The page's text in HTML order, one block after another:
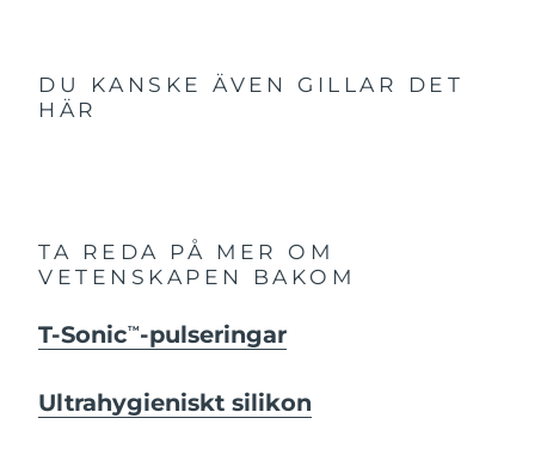
DU KANSKE ÄVEN GILLAR DET
HÄR
TA REDA PÅ MER OM
VETENSKAPEN BAKOM
T-SonicTM -pulseringar
Ultrahygieniskt silikon